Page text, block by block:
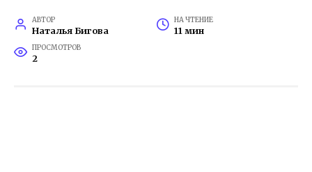
АВТОР
Наталья Бигова
НА ЧТЕНИЕ
11 мин
ПРОСМОТРОВ
2